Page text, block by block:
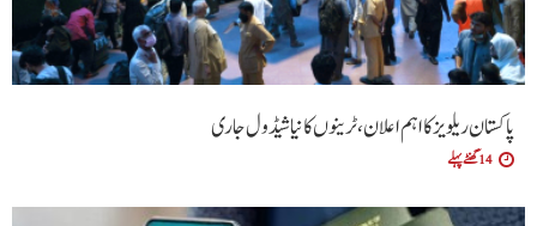
پاکستان ریلویز کا اہم اعلان، ٹرینوں کا نیا شیڈول جاری
14 گھنٹے پہلے